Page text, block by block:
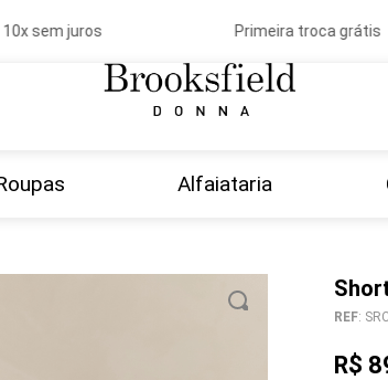
sem juros Primeira troca grátis
Alfaiataria
REF:
R$